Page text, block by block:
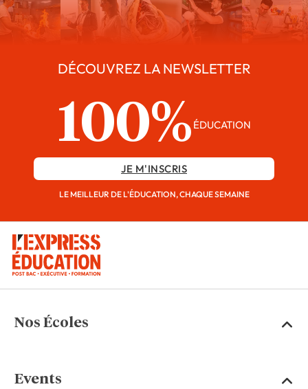
DÉCOUVREZ LA NEWSLETTER
100% ÉDUCATION
JE M'INSCRIS
LE MEILLEUR DE L'ÉDUCATION, CHAQUE SEMAINE
Nos Écoles
Events